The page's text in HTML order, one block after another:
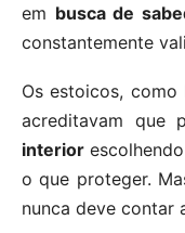
em busca de
constantemente
Os estoicos, como
acreditavam que
interior
o que proteger.
nunca deve contar